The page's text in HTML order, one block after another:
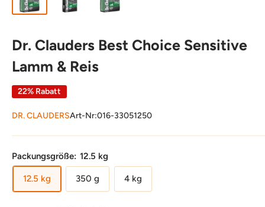
Dr. Clauders Best Choice Sensitive
Lamm & Reis
22% Rabatt
DR. CLAUDERSArt-Nr:016-33051250
Packungsgröße: 12.5 kg
12.5 kg 350 g 4 kg